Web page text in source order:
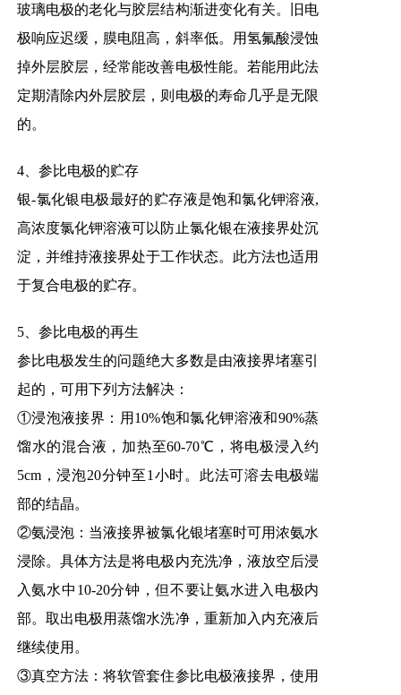
玻璃电极的老化与胶层结构渐进变化有关。旧电
极响应迟缓，膜电阻高，斜率低。用氢氟酸浸蚀
掉外层胶层，经常能改善电极性能。若能用此法
定期清除内外层胶层，则电极的寿命几乎是无限
的。
4、参比电极的贮存
银-氯化银电极最好的贮存液是饱和氯化钾溶液,
高浓度氯化钾溶液可以防止氯化银在液接界处沉
淀，并维持液接界处于工作状态。此方法也适用
于复合电极的贮存。
5、参比电极的再生
参比电极发生的问题绝大多数是由液接界堵塞引
起的，可用下列方法解决：
①浸泡液接界：用10%饱和氯化钾溶液和90%蒸
馏水的混合液，加热至60-70℃，将电极浸入约
5cm，浸泡20分钟至1小时。此法可溶去电极端
部的结晶。
②氨浸泡：当液接界被氯化银堵塞时可用浓氨水
浸除。具体方法是将电极内充洗净，液放空后浸
入氨水中10-20分钟，但不要让氨水进入电极内
部。取出电极用蒸馏水洗净，重新加入内充液后
继续使用。
③真空方法：将软管套住参比电极液接界，使用